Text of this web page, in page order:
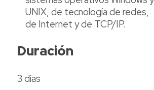
UNIX, de tecnología de redes,
de Internet y de TCP/IP.
Duración
3 días